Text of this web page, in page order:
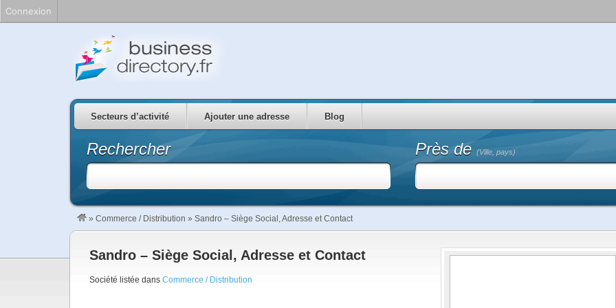
Secteurs d’activité Ajouter une adresse Blog
Rechercher Près de (Ville, pays)
» Commerce / Distribution » Sandro – Siège Social, Adresse et Contact
Sandro – Siège Social, Adresse et Contact
Société listée dans Commerce / Distribution
Connexion